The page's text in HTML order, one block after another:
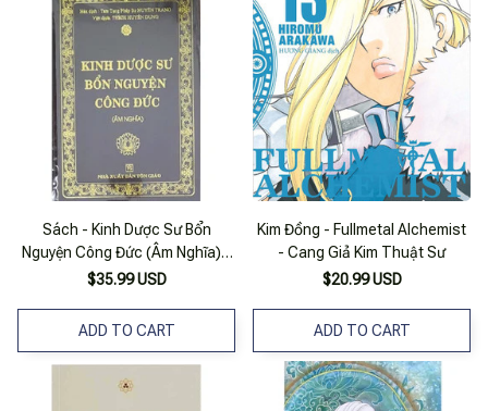
Sách - Kinh Dược Sư Bổn
Nguyện Công Đức (Âm Nghĩa) -
Bìa Cứng
$35.99 USD
ADD TO CART
Kim Đồng - Fullmetal Alchemist
- Cang Giả Kim Thuật Sư
$20.99 USD
ADD TO CART